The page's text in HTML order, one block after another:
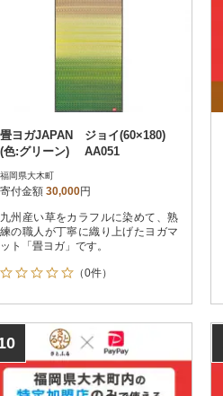
畳ヨガJAPAN ジョイ(60×180)
(色:グリーン) AA051
福岡県大木町
寄付金額 30,000円
九州産い草をカラフルに染めて、熟
練の職人が丁寧に織り上げたヨガマ
ット「畳ヨガ」です。
（0件）